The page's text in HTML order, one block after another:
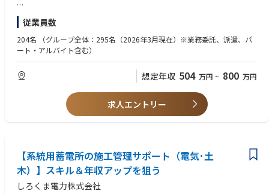
【歓迎条件】
・多様な公共土木工事の施工管理経験
・大規模宅地造成工事の施工管理経験
・太陽光発電所の施工管理経験
・２級土木施工管理技士
・主任技術者としての実務経験
【求める人物像】
・現場の状況を自分の目で確かめ、自分の頭で考えて動ける方
ある方
・協力会社や設計会社と、立場を超えて連携・調整できる方
・安全と品質を自分ごととして捉え、責任感を持って現場に向き合える方
・変化をチャンスと捉え、成長の糧にできる方
従業員数
204名
（グループ全体：295名（2026年3月現在）※業務委託、派遣、パ
ート・アルバイト含む）
想定年収 504 万円 ~ 800 万円
求人エントリー
【系統用蓄電所の施工管理サポート（電気･土
木）】スキル＆年収アップを狙う
しろくま電力株式会社